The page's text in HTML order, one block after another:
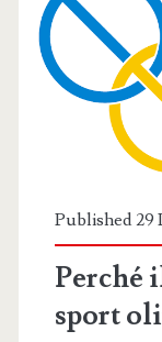
Published 29
Perché
sport